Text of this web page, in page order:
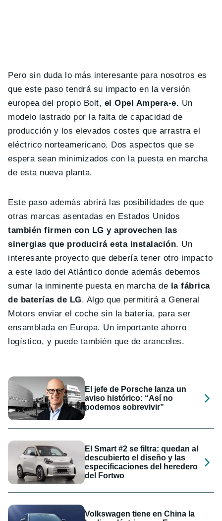
Pero sin duda lo más interesante para nosotros es
que este paso tendrá su impacto en la versión
europea del propio Bolt, el Opel Ampera-e. Un
modelo lastrado por la falta de capacidad de
producción y los elevados costes que arrastra el
eléctrico norteamericano. Dos aspectos que se
espera sean minimizados con la puesta en marcha
de esta nueva planta.
Este paso además abrirá las posibilidades de que
otras marcas asentadas en Estados Unidos
también firmen con LG y aprovechen las
sinergias que producirá esta instalación. Un
interesante proyecto que debería tener otro impacto
a este lado del Atlántico donde además debemos
sumar la inminente puesta en marcha de la fábrica
de baterías de LG. Algo que permitirá a General
Motors enviar el coche sin la batería, para ser
ensamblada en Europa. Un importante ahorro
logístico, y puede también que de aranceles.
El jefe de Porsche lanza un
aviso histórico: “Así no
podemos sobrevivir”
El Smart #2 se filtra: quedan al
descubierto el diseño y las
especificaciones del heredero
del Fortwo
Volkswagen tiene en China la